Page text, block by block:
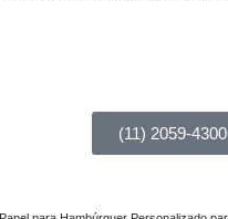
(11) 2059-4300